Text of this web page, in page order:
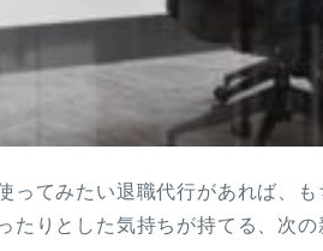
ってみたい退職代行があれば、
たりとした気持ちが持てる、次